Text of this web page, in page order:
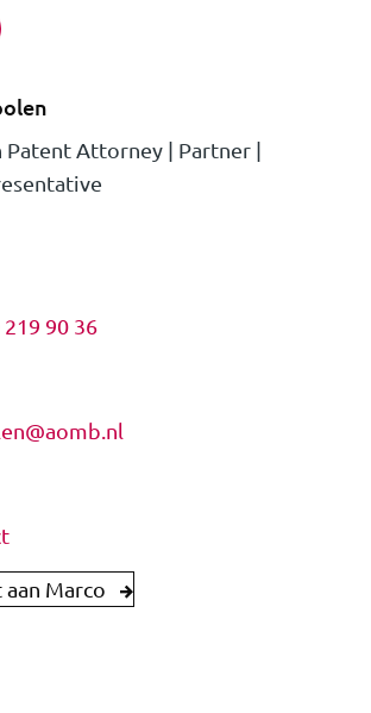
Patent Attorney | Partner |
219 90 36
aan Marco